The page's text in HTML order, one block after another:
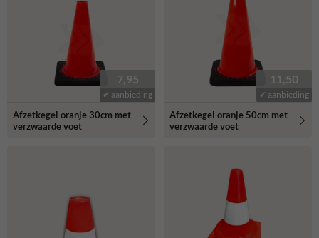
verkeerspion. Je verkeerskegels shop je natuurlijk bij
Informatiebord.nl!
7,95
✔ aanbieding
Afzetkegel oranje 30cm met
verzwaarde voet
11,50
✔ aanbieding
Afzetkegel oranje 50cm met
verzwaarde voet